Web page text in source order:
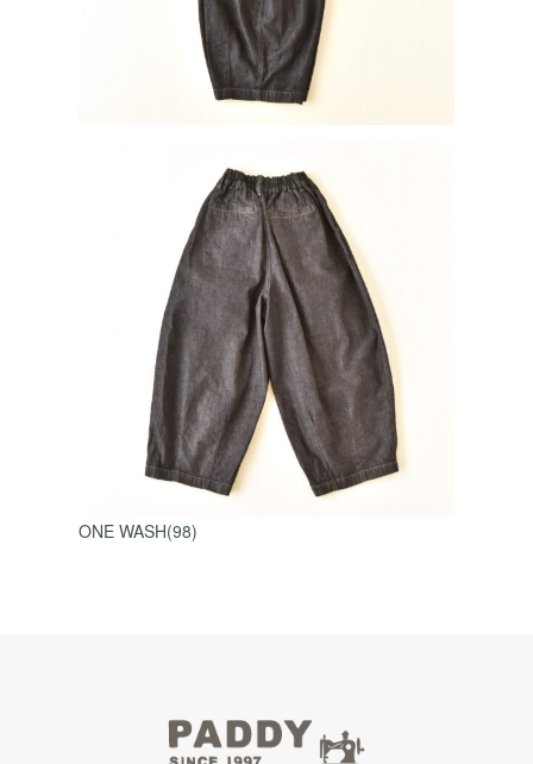
ONE WASH(98)